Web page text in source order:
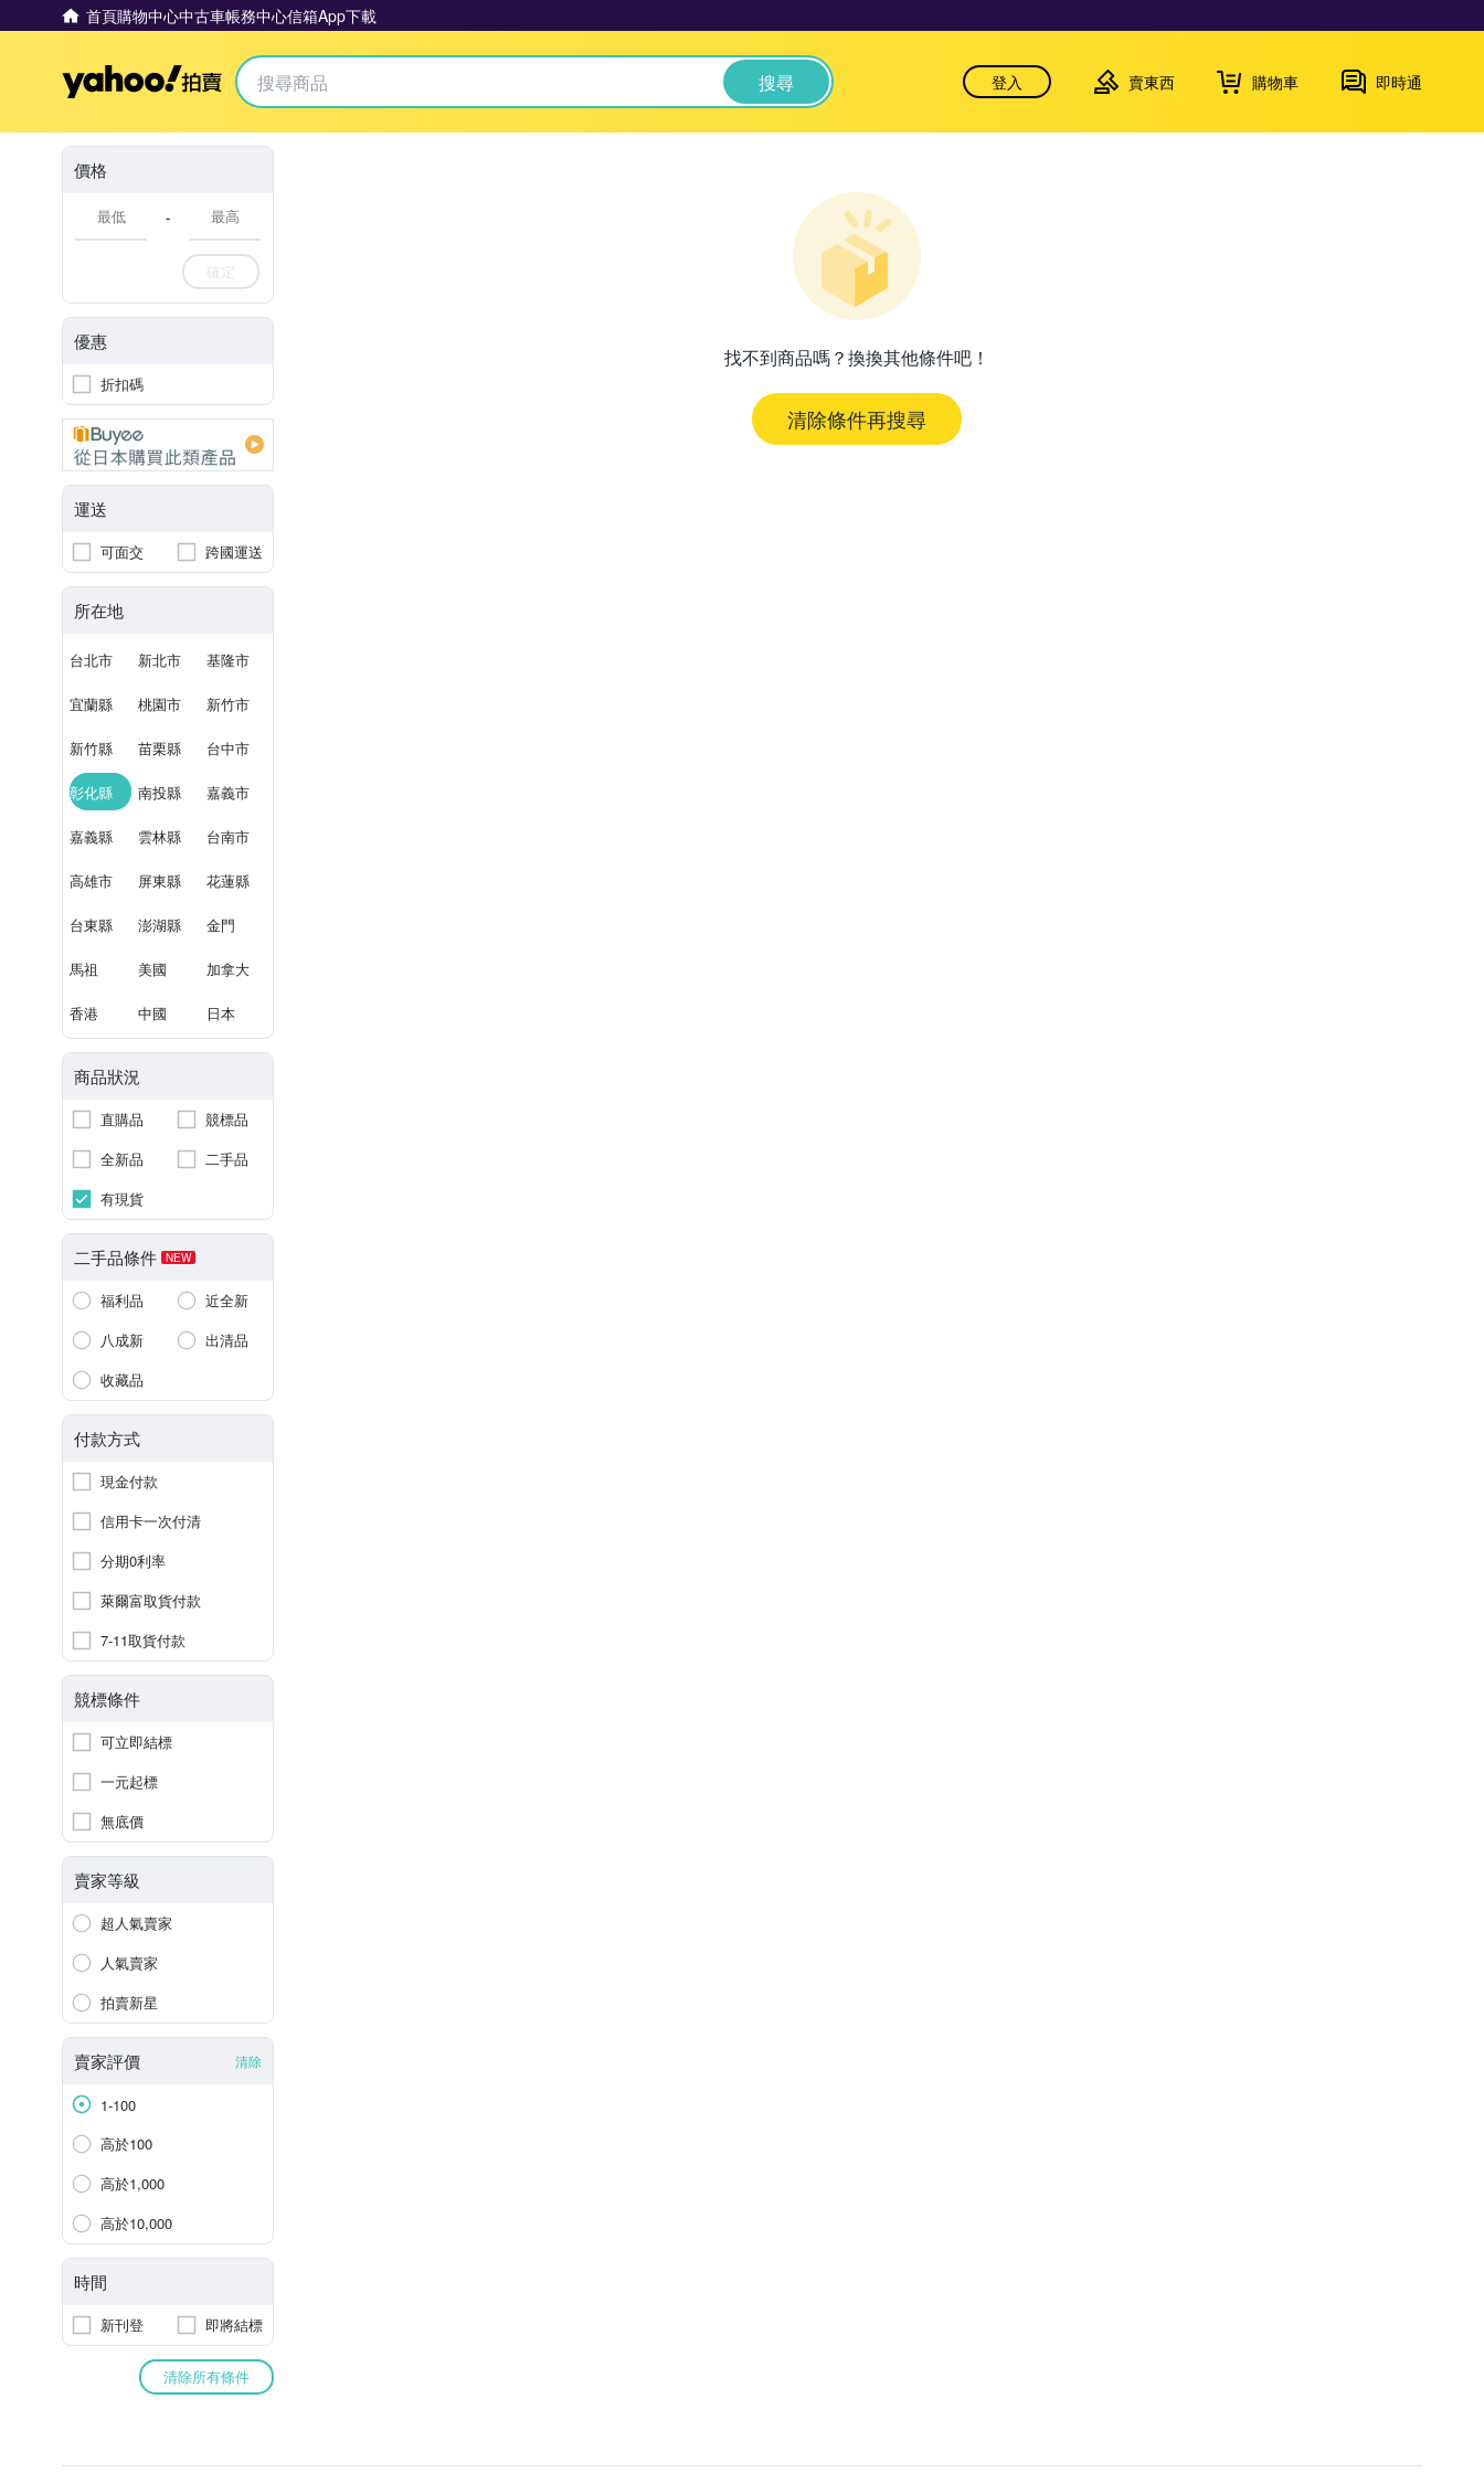
首頁購物中心中古車帳務中心信箱App下載
Yahoo拍賣 搜尋 登入 賣東西 購物車 即時通
價格
-
確定
優惠
折扣碼
運送
可面交 跨國運送
所在地
台北市 新北市 基隆市
宜蘭縣 桃園市 新竹市
新竹縣 苗栗縣 台中市
彰化縣 南投縣 嘉義市
嘉義縣 雲林縣 台南市
高雄市 屏東縣 花蓮縣
台東縣 澎湖縣 金門
馬祖 美國 加拿大
香港 中國 日本
商品狀況
直購品
競標品
全新品
二手品
有現貨
二手品條件 NEW
福利品
近全新
八成新
出清品
收藏品
付款方式
現金付款
信用卡一次付清
分期0利率
萊爾富取貨付款
7-11取貨付款
競標條件
可立即結標
一元起標
無底價
賣家等級
超人氣賣家
人氣賣家
拍賣新星
賣家評價 清除
1-100
高於100
高於1,000
高於10,000
時間
新刊登 即將結標
清除所有條件
找不到商品嗎？換換其他條件吧！
清除條件再搜尋